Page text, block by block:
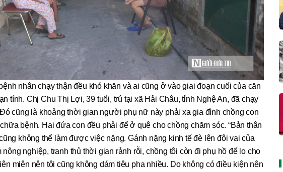
nhân chạy thận đều khó khăn và ai cũng ở vào giai đoạn cuối của căn
tính. Chị Chu Thị Lợi, 39 tuổi, trú tại xã Hải Châu, tỉnh Nghệ An, đã chạy
cũng là khoảng thời gian người phụ nữ này phải xa gia đình chồng con
bệnh. Hai đứa con đều phải để ở quê cho chồng chăm sóc. “Bản thân
không thể làm được việc nặng. Gánh nặng kinh tế đè lên đôi vai của
nông nghiệp, tranh thủ thời gian rảnh rỗi, chồng tôi còn đi phụ hồ để lo cho
miên nên tôi cũng không dám tiêu pha nhiều. Do không có điều kiện nên